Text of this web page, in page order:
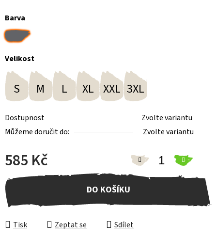
Barva
Velikost
S M L XL XXL 3XL
Dostupnost
Zvolte variantu
Můžeme doručit do:
Zvolte variantu
585 Kč
Měrná cena:
DO KOŠÍKU
Tisk Zeptat se Sdílet